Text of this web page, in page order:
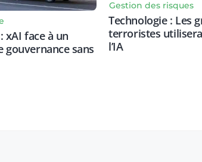
xAI face à un
gouvernance sans
Gestion des risques
Technologie : Les
terroristes
l’IA